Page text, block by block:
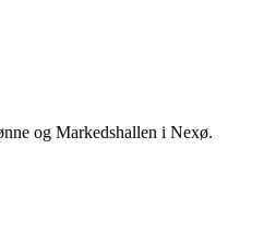
og Markedshallen i Nexø.